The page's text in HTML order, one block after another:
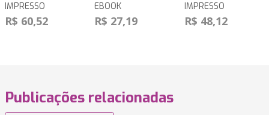
IMPRESSO
R$ 60,52
EBOOK
R$ 27,19
IMPRESSO
R$ 48,12
Publicações relacionadas